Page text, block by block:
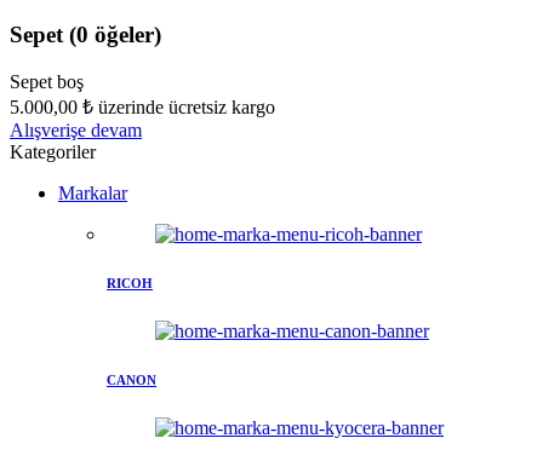
Sepet (0 öğeler)
Sepet boş
5.000,00 ₺ üzerinde ücretsiz kargo
Alışverişe devam
Kategoriler
Markalar
RICOH
CANON